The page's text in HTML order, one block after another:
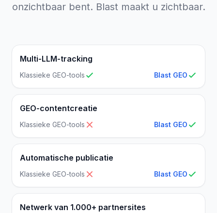
onzichtbaar bent. Blast maakt u zichtbaar.
Multi-LLM-tracking
Klassieke GEO-tools Blast GEO
GEO-contentcreatie
Klassieke GEO-tools Blast GEO
Automatische publicatie
Klassieke GEO-tools Blast GEO
Netwerk van 1.000+ partnersites